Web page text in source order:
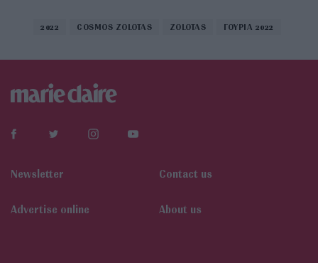
2022 COSMOS ZOLOTAS ZOLOTAS ΓΟΥΡΙΑ 2022
Newsletter Contact us
Αdvertise online About us